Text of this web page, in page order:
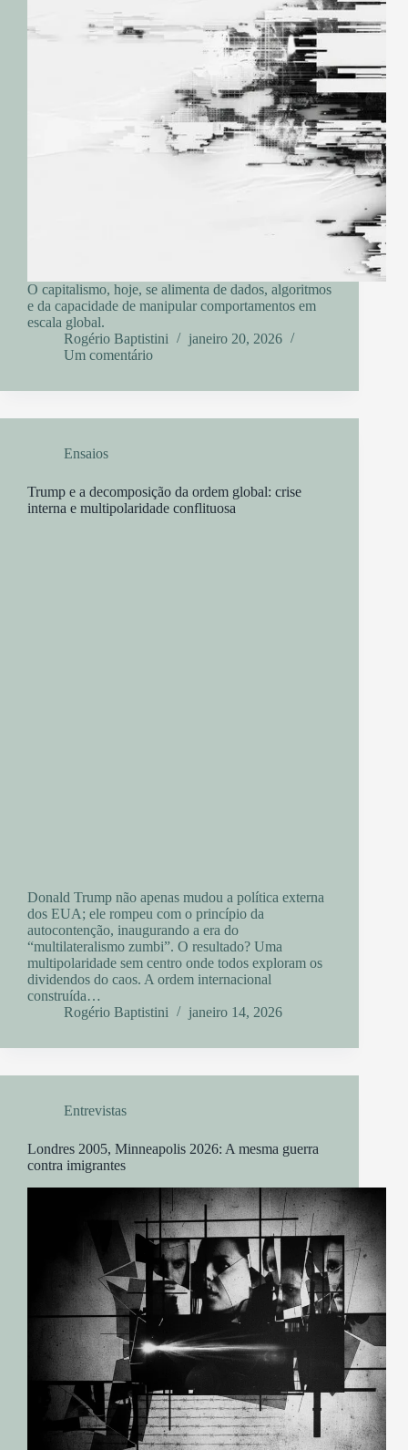
O capitalismo, hoje, se alimenta de dados, algoritmos
e da capacidade de manipular comportamentos em
escala global.
Rogério Baptistini
janeiro 20, 2026
Um comentário
Ensaios
Trump e a decomposição da ordem global: crise
interna e multipolaridade conflituosa
Donald Trump não apenas mudou a política externa
dos EUA; ele rompeu com o princípio da
autocontenção, inaugurando a era do
“multilateralismo zumbi”. O resultado? Uma
multipolaridade sem centro onde todos exploram os
dividendos do caos. A ordem internacional
construída…
Rogério Baptistini
janeiro 14, 2026
Entrevistas
Londres 2005, Minneapolis 2026: A mesma guerra
contra imigrantes